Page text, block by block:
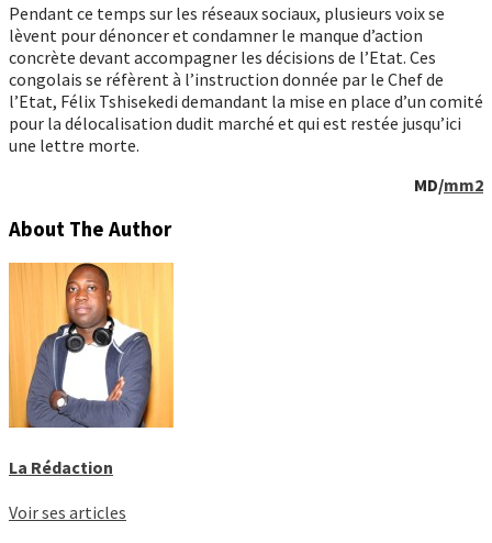
Pendant ce temps sur les réseaux sociaux, plusieurs voix se
lèvent pour dénoncer et condamner le manque d’action
concrète devant accompagner les décisions de l’Etat. Ces
congolais se réfèrent à l’instruction donnée par le Chef de
l’Etat, Félix Tshisekedi demandant la mise en place d’un comité
pour la délocalisation dudit marché et qui est restée jusqu’ici
une lettre morte.
MD/mm2
About The Author
La Rédaction
Voir ses articles